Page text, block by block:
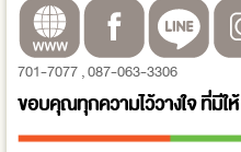
701-7077 , 087-063-3306
ขอบคุณทุกความไว้วางใจ ที่มีให้